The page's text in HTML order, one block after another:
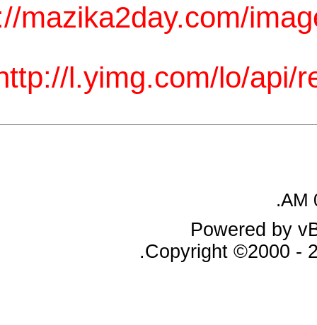
http://
http://l.yimg.com/
Copyright